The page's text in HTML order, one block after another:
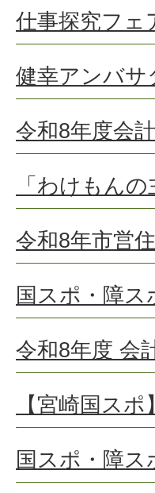
仕事探究フェ
健幸アンバサ
令和8年度会
「わけもん
令和8年市営
国スポ・障
令和8年度 会
【宮崎国ス
国スポ・障